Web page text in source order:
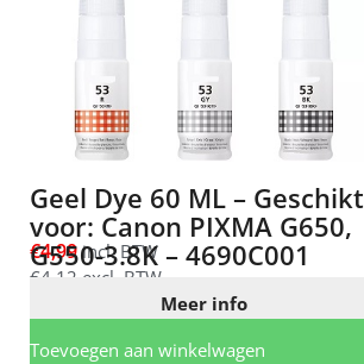
Geel Dye 60 ML – Geschikt
voor: Canon PIXMA G650,
G550-3.8K – 4690C001
€4,99incl. BTW
€4,12 excl. BTW
Meer info
Toevoegen aan winkelwagen